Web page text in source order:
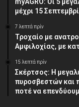
μέχρι 15
7 λεπτά πρίν
Τροχαίο με
Αμφιλοχίας, με
15 λεπτά πρίν
Σκέρτσος: Η
πυροσβεστών και
ποτέ να